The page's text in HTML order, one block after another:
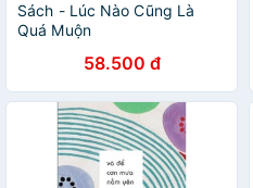
Sách - Lúc Nào Cũng Là
Quá Muộn
58.500 đ